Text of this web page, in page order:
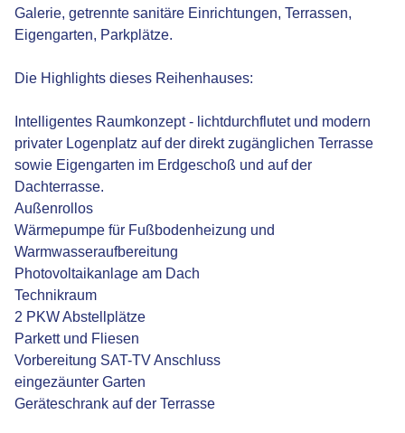
Galerie, getrennte sanitäre Einrichtungen, Terrassen,
Eigengarten, Parkplätze.
Die Highlights dieses Reihenhauses:
Intelligentes Raumkonzept - lichtdurchflutet und modern
privater Logenplatz auf der direkt zugänglichen Terrasse
sowie Eigengarten im Erdgeschoß und auf der
Dachterrasse.
Außenrollos
Wärmepumpe für Fußbodenheizung und
Warmwasseraufbereitung
Photovoltaikanlage am Dach
Technikraum
2 PKW Abstellplätze
Parkett und Fliesen
Vorbereitung SAT-TV Anschluss
eingezäunter Garten
Geräteschrank auf der Terrasse